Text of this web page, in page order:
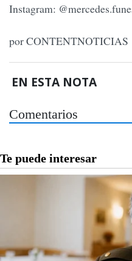
Instagram:
por CONTENTNOTICIAS
EN ESTA NOTA
Comentarios